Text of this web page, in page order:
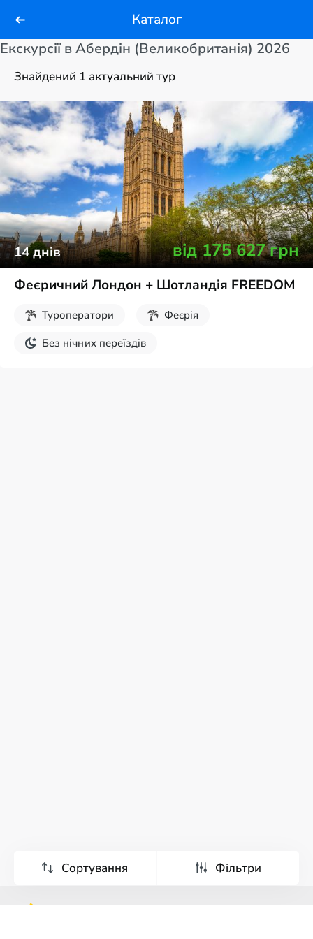
Каталог
Екскурсії в Абердін (Великобританія) 2026
Знайдений 1 актуальний тур
Сортування
14днів від175 627грн
Феєричний Лондон + Шотландія FREEDOM
Туроператори
Феєрія
Без нічних переїздів
Фільтри